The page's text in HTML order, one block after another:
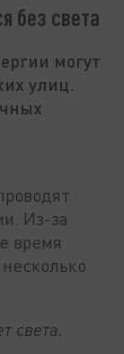
без света
могут
улиц.
Из-за
время
света.